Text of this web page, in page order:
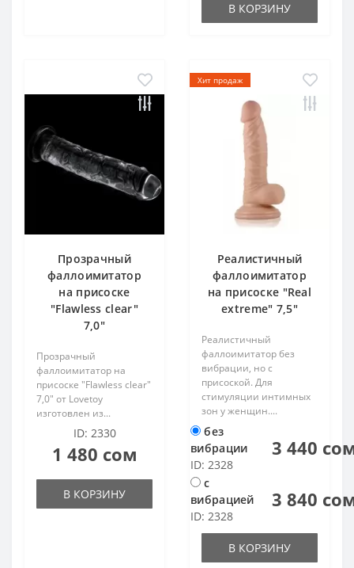
В КОРЗИНУ
Прозрачный
фаллоимитатор
на присоске
"Flawless clear"
7,0"
Прозрачный
фаллоимитатор на
присоске "Flawless clear"
7,0" от Lovetoy
изготовлен из...
ID: 2330
1 480 сом
В КОРЗИНУ
Хит продаж
Реалистичный
фаллоимитатор
на присоске "Real
extreme" 7,5"
Реалистичный
фаллоимитатор без
вибрации, но с
присоской. Для
стимуляции интимных
зон у женщин....
без
вибрации
ID: 2328
3 440
с
вибрацией
ID: 2328
3 840
В КОРЗИНУ